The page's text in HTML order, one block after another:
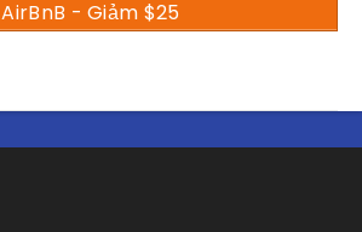
AirBnB - Giảm $25